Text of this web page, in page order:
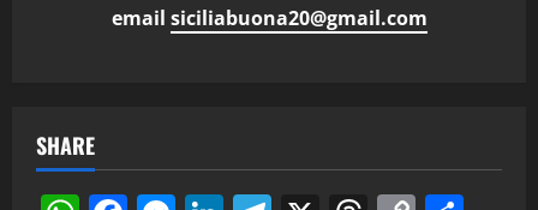
email siciliabuona20@gmail.com
SHARE